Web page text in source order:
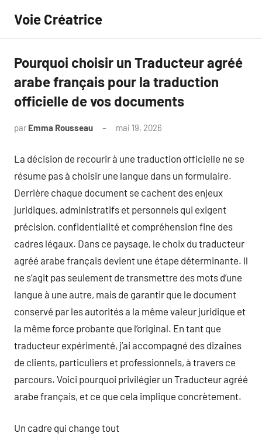
contenu
Voie Créatrice
Pourquoi choisir un Traducteur agréé
arabe français pour la traduction
officielle de vos documents
par Emma Rousseau mai 19, 2026
La décision de recourir à une traduction officielle ne se
résume pas à choisir une langue dans un formulaire.
Derrière chaque document se cachent des enjeux
juridiques, administratifs et personnels qui exigent
précision, confidentialité et compréhension fine des
cadres légaux. Dans ce paysage, le choix du traducteur
agréé arabe français devient une étape déterminante. Il
ne s’agit pas seulement de transmettre des mots d’une
langue à une autre, mais de garantir que le document
conservé par les autorités a la même valeur juridique et
la même force probante que l’original. En tant que
traducteur expérimenté, j’ai accompagné des dizaines
de clients, particuliers et professionnels, à travers ce
parcours. Voici pourquoi privilégier un Traducteur agréé
arabe français, et ce que cela implique concrètement.
Un cadre qui change tout